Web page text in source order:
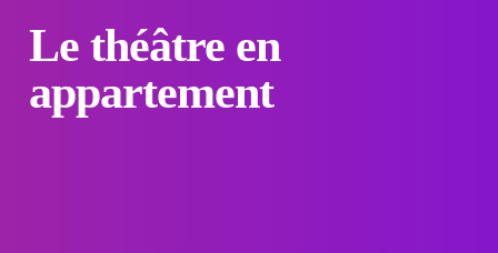
Le théâtre en
appartement